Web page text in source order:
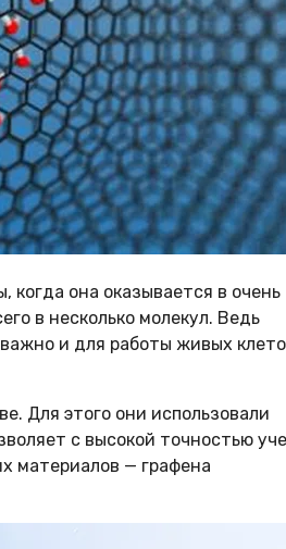
когда она оказывается в очень
в несколько молекул. Ведь
и для работы живых
Для этого они использовали
с высокой точностью
материалов — графена